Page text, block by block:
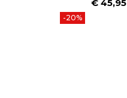
prijs
-20%
Prijs
€ 45,95